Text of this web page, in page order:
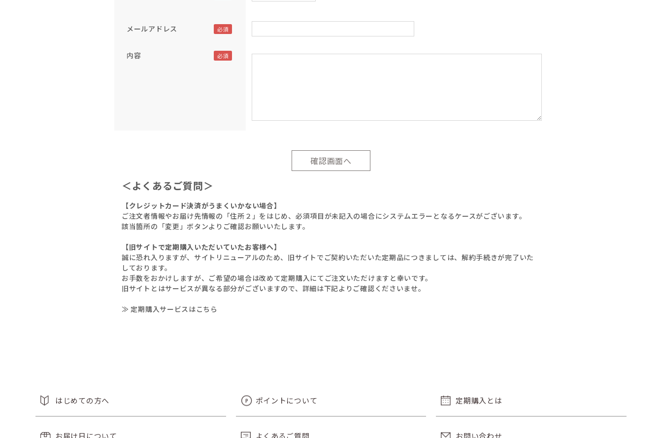
メールアドレス
内容
＜よくあるご質問＞
【クレジットカード決済がうまくいかない場合】
ご注文者情報やお届け先情報の「住所２」をはじめ、必須項目が未記入の場合にシステムエラーとなるケースがございます。
該当箇所の「変更」ボタンよりご確認お願いいたします。
【旧サイトで定期購入いただいていたお客様へ】
誠に恐れ入りますが、サイトリニューアルのため、旧サイトでご契約いただいた定期品につきましては、解約手続きが完了いた
しております。
お手数をおかけしますが、ご希望の場合は改めて定期購入にてご注文いただけますと幸いです。
旧サイトとはサービスが異なる部分がございますので、詳細は下記よりご確認くださいませ。
≫ 定期購入サービスはこちら
はじめての方へ ポイントについて 定期購入とは
お届け日について よくあるご質問 お問い合わせ